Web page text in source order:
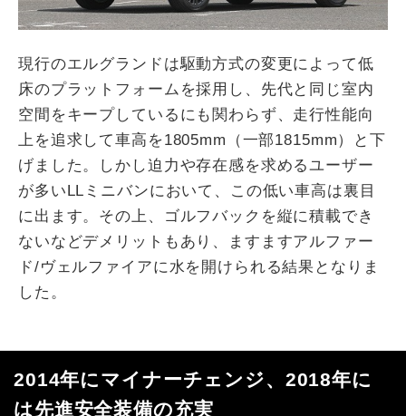
現行のエルグランドは駆動方式の変更によって低
床のプラットフォームを採用し、先代と同じ室内
空間をキープしているにも関わらず、走行性能向
上を追求して車高を1805mm（一部1815mm）と下
げました。しかし迫力や存在感を求めるユーザー
が多いLLミニバンにおいて、この低い車高は裏目
に出ます。その上、ゴルフバックを縦に積載でき
ないなどデメリットもあり、ますますアルファー
ド/ヴェルファイアに水を開けられる結果となりま
した。
2014年にマイナーチェンジ、2018年に
は先進安全装備の充実